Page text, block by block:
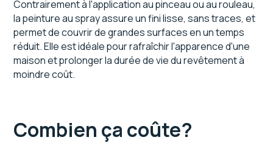
Contrairement à l'application au pinceau ou au rouleau,
la peinture au spray assure un fini lisse, sans traces, et
permet de couvrir de grandes surfaces en un temps
réduit. Elle est idéale pour rafraîchir l'apparence d'une
maison et prolonger la durée de vie du revêtement à
moindre coût.
Combien ça coûte?